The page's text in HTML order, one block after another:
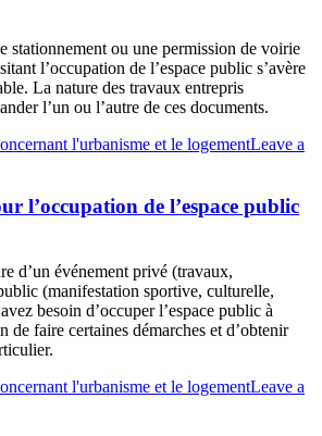
stationnement ou une permission de voirie
l’occupation de l’espace public s’avère
La nature des travaux entrepris
l’un ou l’autre de ces documents.
l'urbanisme et le logementLeave a
l’occupation de l’espace public
d’un événement privé (travaux,
(manifestation sportive, culturelle,
besoin d’occuper l’espace public à
de faire certaines démarches et d’obtenir
l'urbanisme et le logementLeave a